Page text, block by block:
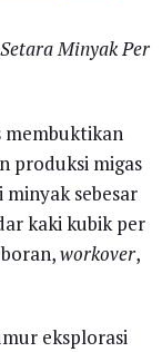
Minyak Per
membuktikan
produksi migas
sebesar
kaki kubik per
workover,
eksplorasi